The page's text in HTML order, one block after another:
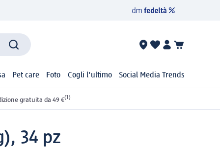
Pet care Foto Cogli l'ultimo Social Media Trends
gratuita da 49 €(1)
34 pz